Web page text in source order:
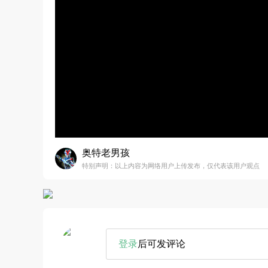
奥特老男孩
特别声明：以上内容为网络用户上传发布，仅代表该用户观点
登录后可发评论